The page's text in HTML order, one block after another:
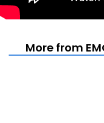
More from